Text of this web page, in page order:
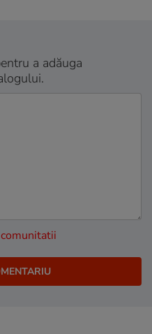
a adăuga